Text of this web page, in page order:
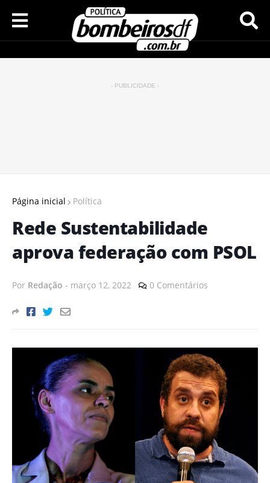
- PUBLICIDADE -
Página inicial Política
Rede Sustentabilidade
aprova federação com PSOL
Por Redação - março 12, 2022 0 Comentários